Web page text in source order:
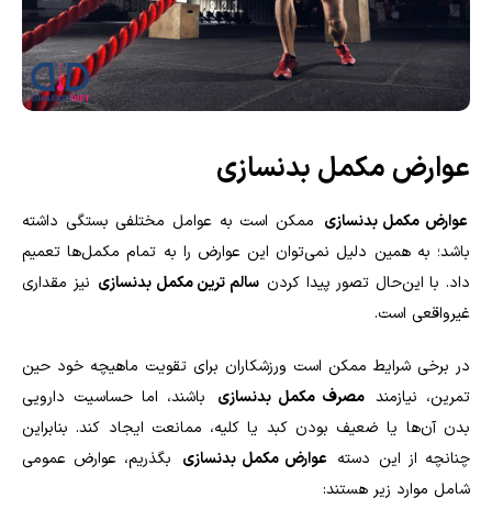
عوارض مکمل بدنسازی
عوارض مکمل بدنسازی ممکن است به عوامل مختلفی بستگی داشته
باشد؛ به همین دلیل نمی‌توان این عوارض را به تمام مکمل‌ها تعمیم
داد. با این‌حال تصور پیدا کردن سالم‌ ترین مکمل بدنسازی نیز مقداری
غیرواقعی است.
در برخی شرایط ممکن است ورزشکاران برای تقویت ماهیچه خود حین
تمرین، نیازمند مصرف مکمل بدنسازی
باشند، اما حساسیت دارویی
بدن آن‌ها یا ضعیف بودن کبد یا کلیه، ممانعت ایجاد کند. بنابراین
چنانچه از این دسته عوارض مکمل بدنسازی بگذریم، عوارض عمومی
شامل موارد زیر هستند: